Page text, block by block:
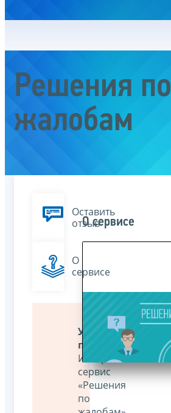
Решения по
жалобам
Оставить
отзыв
О
сервисе
Уважаемые
пользователи!
Интернет-
сервис
«Решения
по
О сервисе